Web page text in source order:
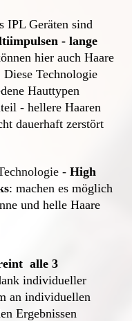
IPL Geräten sind
- lange
hier auch Haare
Technologie
Hauttypen
- hellere Haaren
dauerhaft zerstört
- High
: machen es möglich
und helle Haare
alle 3
individueller
an individuellen
Ergebnissen